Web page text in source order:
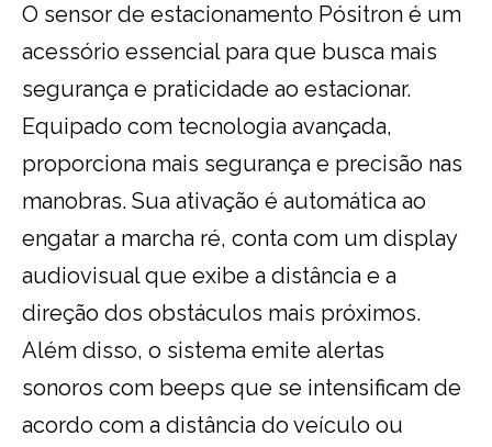
O sensor de estacionamento Pósitron é um
acessório essencial para que busca mais
segurança e praticidade ao estacionar.
Equipado com tecnologia avançada,
proporciona mais segurança e precisão nas
manobras. Sua ativação é automática ao
engatar a marcha ré, conta com um display
audiovisual que exibe a distância e a
direção dos obstáculos mais próximos.
Além disso, o sistema emite alertas
sonoros com beeps que se intensificam de
acordo com a distância do veículo ou